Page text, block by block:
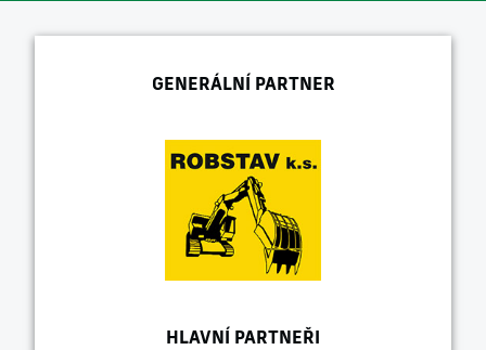
GENERÁLNÍ PARTNER
HLAVNÍ PARTNEŘI